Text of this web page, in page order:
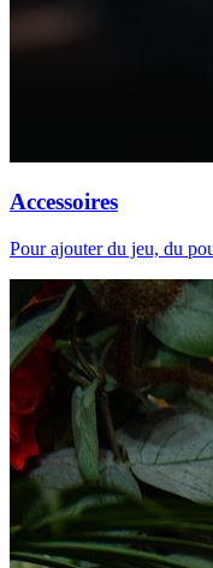
Accessoires
Pour ajouter du jeu, du